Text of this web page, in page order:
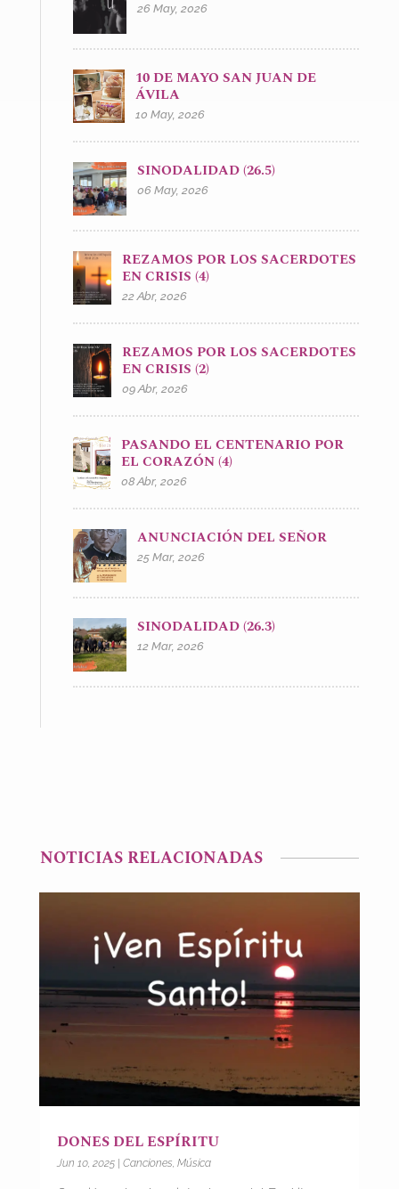
26 May, 2026
10 DE MAYO SAN JUAN DE
ÁVILA
10 May, 2026
SINODALIDAD (26.5)
06 May, 2026
REZAMOS POR LOS SACERDOTES
EN CRISIS (4)
22 Abr, 2026
REZAMOS POR LOS SACERDOTES
EN CRISIS (2)
09 Abr, 2026
PASANDO EL CENTENARIO POR
EL CORAZÓN (4)
08 Abr, 2026
ANUNCIACIÓN DEL SEÑOR
25 Mar, 2026
SINODALIDAD (26.3)
12 Mar, 2026
NOTICIAS RELACIONADAS
DONES DEL ESPÍRITU
Jun 10, 2025| Canciones Música